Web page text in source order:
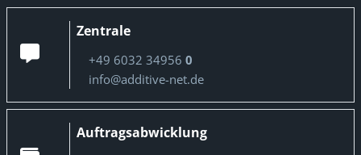
Zentrale
+49 6032 34956 0
info@additive-net.de
Auftragsabwicklung